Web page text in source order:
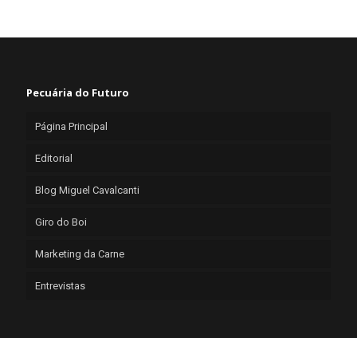
Pecuária do Futuro
Página Principal
Editorial
Blog Miguel Cavalcanti
Giro do Boi
Marketing da Carne
Entrevistas